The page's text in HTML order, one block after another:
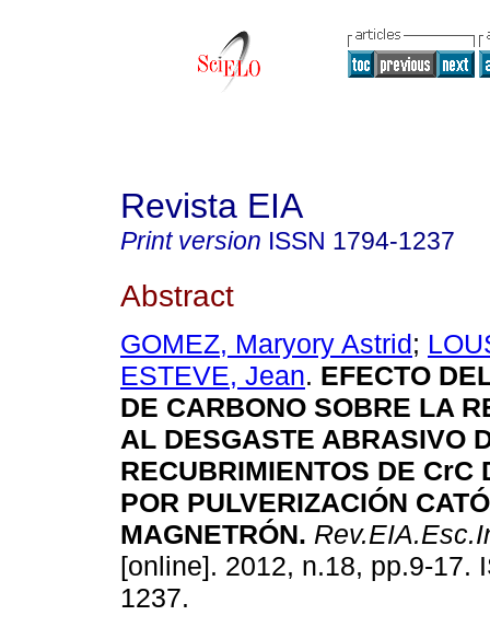
Revista EIA
Print version ISSN 1794-1237
Abstract
GOMEZ, Maryory Astrid;
ESTEVE, Jean. EFECTO
DE CARBONO SOBRE LA
AL DESGASTE ABRASIVO
RECUBRIMIENTOS DE CrC
POR PULVERIZACIÓN
MAGNETRÓN.
[online]. 2012, n.18, pp.9-17.
1237.